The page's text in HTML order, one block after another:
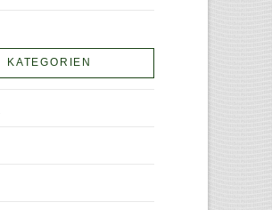
KATEGORIEN